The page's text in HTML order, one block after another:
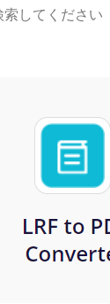
してください